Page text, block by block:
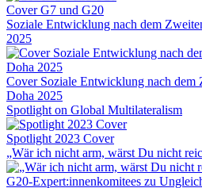
Cover G7 und G20
Soziale Entwicklung nach dem
2025
Cover Soziale Entwicklung nach dem
Doha 2025
Spotlight on Global Multilateralism
Spotlight 2023 Cover
„Wär ich nicht arm, wärst Du nicht